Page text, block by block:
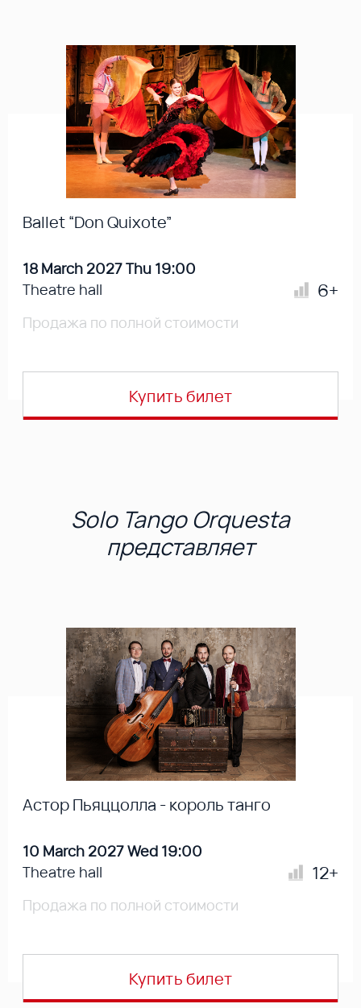
Ballet “Don Quixote”
18 March 2027 Thu 19:00
Theatre hall
6+
Продажа по полной стоимости
Купить билет
Solo Tango Orquesta
представляет
Астор Пьяццолла - король танго
10 March 2027 Wed 19:00
Theatre hall
12+
Продажа по полной стоимости
Купить билет